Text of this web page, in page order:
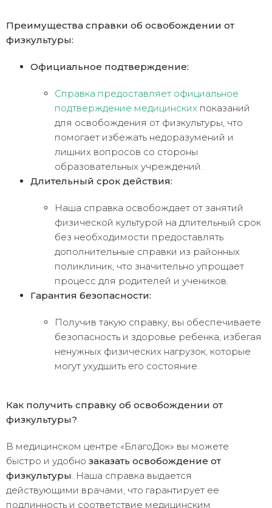
Преимущества справки об освобождении от
физкультуры:
Официальное подтверждение:
Справка предоставляет официальное
подтверждение медицинских показаний
для освобождения от физкультуры, что
помогает избежать недоразумений и
лишних вопросов со стороны
образовательных учреждений.
Длительный срок действия:
Наша справка освобождает от занятий
физической культурой на длительный срок
без необходимости предоставлять
дополнительные справки из районных
поликлиник, что значительно упрощает
процесс для родителей и учеников.
Гарантия безопасности:
Получив такую справку, вы обеспечиваете
безопасность и здоровье ребенка, избегая
ненужных физических нагрузок, которые
могут ухудшить его состояние.
Как получить справку об освобождении от
физкультуры?
В медицинском центре «БлагоДок» вы можете
быстро и удобно заказать освобождение от
физкультуры . Наша справка выдается
действующими врачами, что гарантирует ее
подлинность и соответствие медицинским